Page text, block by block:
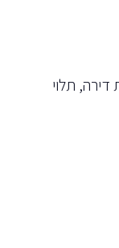
תלוי